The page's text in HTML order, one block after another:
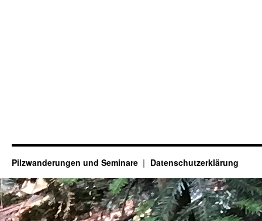
Pilzwanderungen und Seminare Datenschutzerklärung